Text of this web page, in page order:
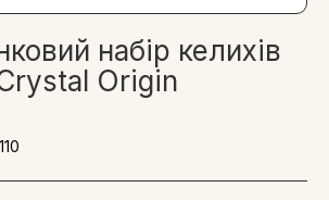
набір келихів
Origin